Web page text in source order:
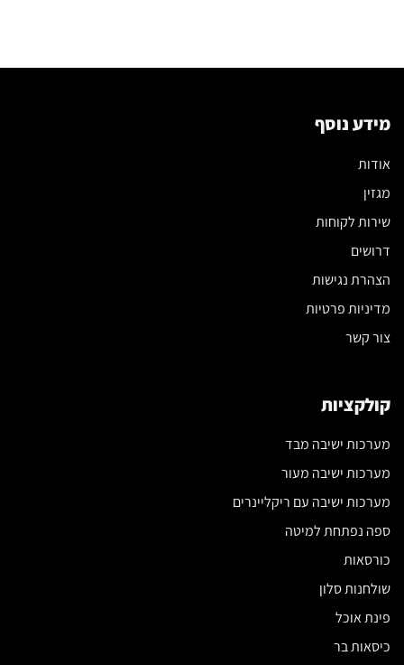
מידע נוסף
אודות
מגזין
שירות לקוחות
דרושים
הצהרת נגישות
מדיניות פרטיות
צור קשר
קולקציות
מערכות ישיבה מבד
מערכות ישיבה מעור
מערכות ישיבה עם ריקליינרים
ספה נפתחת למיטה
כורסאות
שולחנות סלון
פינת אוכל
כיסאות בר